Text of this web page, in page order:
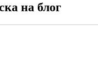
на блог